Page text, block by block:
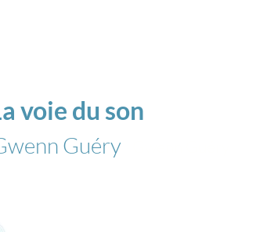
voie du son
Guéry